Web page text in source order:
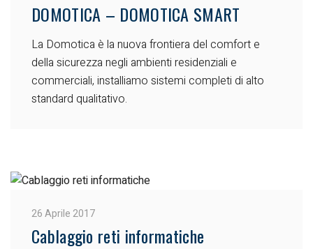
DOMOTICA – DOMOTICA SMART
La Domotica è la nuova frontiera del comfort e
della sicurezza negli ambienti residenziali e
commerciali, installiamo sistemi completi di alto
standard qualitativo.
26 Aprile 2017
Cablaggio reti informatiche